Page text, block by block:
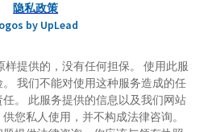
隐私政策
by UpLead
样提供的，没有任何担保。 使用此服
我们不能对使用这种服务造成的任
。 此服务提供的信息以及我们网站
您私人使用，并不构成法律咨询。